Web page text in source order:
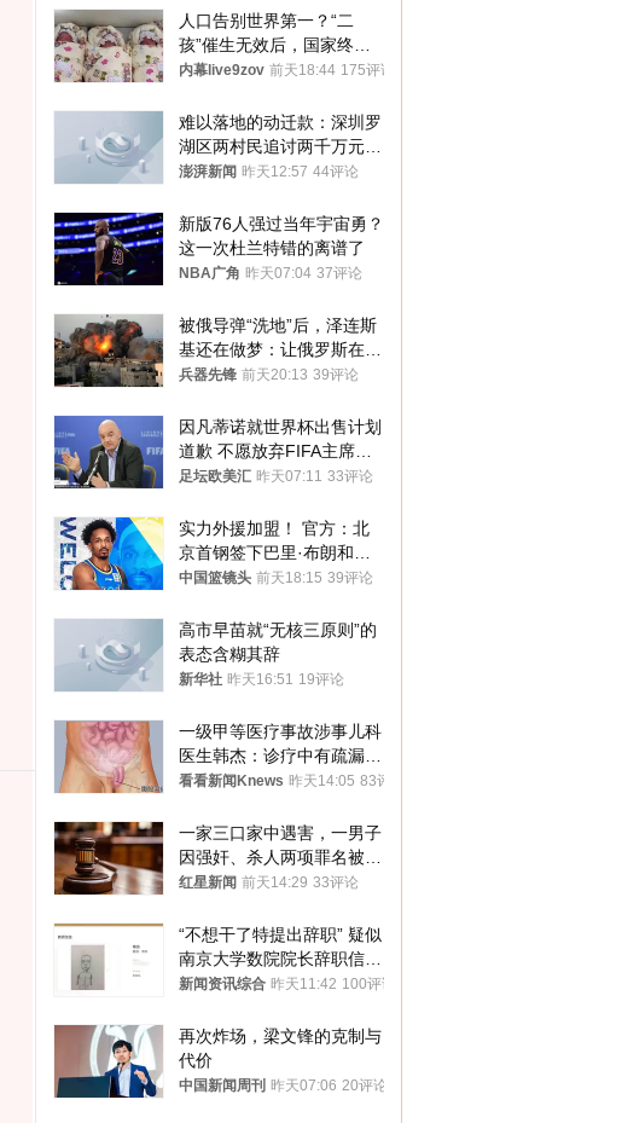
人口告别世界第一？“二
孩”催生无效后，国家终于
向住房出手了！
内幕live9zov 前天18:44 175评论
难以落地的动迁款：深圳罗
湖区两村民追讨两千万元动
迁款八年未果
澎湃新闻 昨天12:57 44评论
新版76人强过当年宇宙勇？
这一次杜兰特错的离谱了
NBA广角 昨天07:04 37评论
被俄导弹“洗地”后，泽连斯
基还在做梦：让俄罗斯在冬
季前求和？
兵器先锋 前天20:13 39评论
因凡蒂诺就世界杯出售计划
道歉 不愿放弃FIFA主席职
位
足坛欧美汇 昨天07:11 33评论
实力外援加盟！ 官方：北
京首钢签下巴里·布朗和桑
普森
中国篮镜头 前天18:15 39评论
高市早苗就“无核三原则”的
表态含糊其辞
新华社 昨天16:51 19评论
一级甲等医疗事故涉事儿科
医生韩杰：诊疗中有疏漏，
我认错，但不能认罪
看看新闻Knews 昨天14:05 83评论
一家三口家中遇害，一男子
因强奸、杀人两项罪名被判
死缓 最高检介入后改判无
红星新闻 前天14:29 33评论
“不想干了特提出辞职” 疑似
南京大学数院院长辞职信流
传 院方回应
新闻资讯综合 昨天11:42 100评论
再次炸场，梁文锋的克制与
代价
中国新闻周刊 昨天07:06 20评论